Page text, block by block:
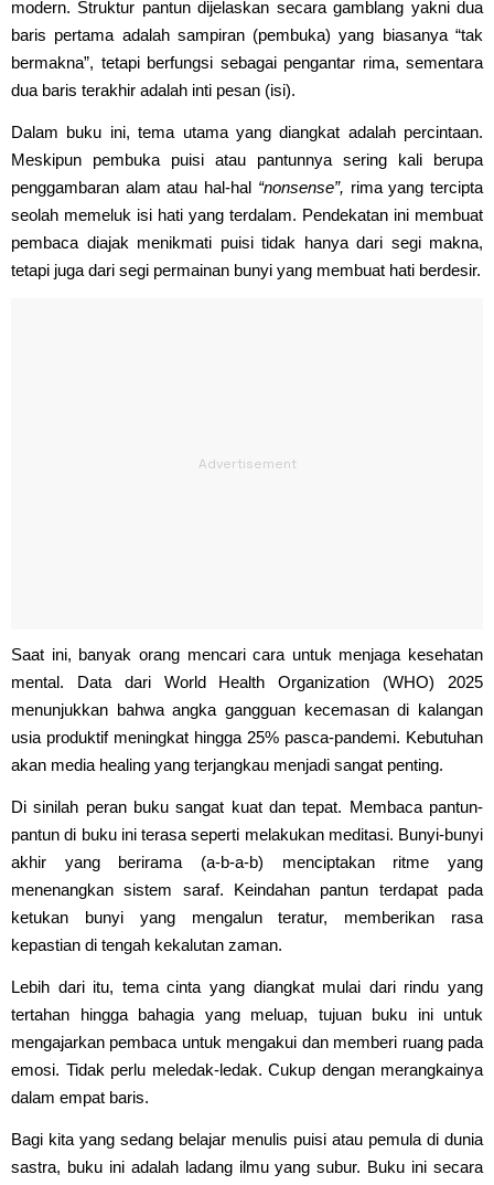
modern. Struktur pantun dijelaskan secara gamblang yakni dua
baris pertama adalah sampiran (pembuka) yang biasanya “tak
bermakna”, tetapi berfungsi sebagai pengantar rima, sementara
dua baris terakhir adalah inti pesan (isi).
Dalam buku ini, tema utama yang diangkat adalah percintaan.
Meskipun pembuka puisi atau pantunnya sering kali berupa
penggambaran alam atau hal-hal “nonsense”, rima yang tercipta
seolah memeluk isi hati yang terdalam. Pendekatan ini membuat
pembaca diajak menikmati puisi tidak hanya dari segi makna,
tetapi juga dari segi permainan bunyi yang membuat hati berdesir.
Saat ini, banyak orang mencari cara untuk menjaga kesehatan
mental. Data dari World Health Organization (WHO) 2025
menunjukkan bahwa angka gangguan kecemasan di kalangan
usia produktif meningkat hingga 25% pasca-pandemi. Kebutuhan
akan media healing yang terjangkau menjadi sangat penting.
Di sinilah peran buku sangat kuat dan tepat. Membaca pantun-
pantun di buku ini terasa seperti melakukan meditasi. Bunyi-bunyi
akhir yang berirama (a-b-a-b) menciptakan ritme yang
menenangkan sistem saraf. Keindahan pantun terdapat pada
ketukan bunyi yang mengalun teratur, memberikan rasa
kepastian di tengah kekalutan zaman.
Lebih dari itu, tema cinta yang diangkat mulai dari rindu yang
tertahan hingga bahagia yang meluap, tujuan buku ini untuk
mengajarkan pembaca untuk mengakui dan memberi ruang pada
emosi. Tidak perlu meledak-ledak. Cukup dengan merangkainya
dalam empat baris.
Bagi kita yang sedang belajar menulis puisi atau pemula di dunia
sastra, buku ini adalah ladang ilmu yang subur. Buku ini secara